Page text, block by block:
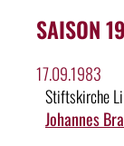
SAISON
17.09.1983
Stiftskirche
Johannes